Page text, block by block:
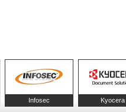
Infosec Kyocera